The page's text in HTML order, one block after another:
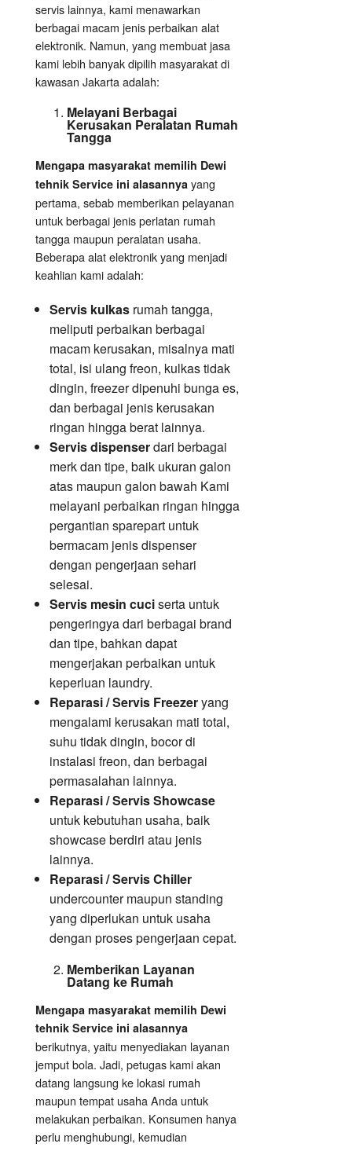
servis lainnya, kami menawarkan
berbagai macam jenis perbaikan alat
elektronik. Namun, yang membuat jasa
kami lebih banyak dipilih masyarakat di
kawasan Jakarta adalah:
Melayani Berbagai
Kerusakan Peralatan Rumah
Tangga
Mengapa masyarakat memilih Dewi
tehnik Service ini alasannya yang
pertama, sebab memberikan pelayanan
untuk berbagai jenis perlatan rumah
tangga maupun peralatan usaha.
Beberapa alat elektronik yang menjadi
keahlian kami adalah:
Servis kulkasrumah tangga,
meliputi perbaikan berbagai
macam kerusakan, misalnya mati
total, isi ulang freon, kulkas tidak
dingin, freezer dipenuhi bunga es,
dan berbagai jenis kerusakan
ringan hingga berat lainnya.
Servis dispenserdari berbagai
merk dan tipe, baik ukuran galon
atas maupun galon bawah Kami
melayani perbaikan ringan hingga
pergantian sparepart untuk
bermacam jenis dispenser
dengan pengerjaan sehari
selesai.
Servis mesin cuciserta untuk
pengeringya dari berbagai brand
dan tipe, bahkan dapat
mengerjakan perbaikan untuk
keperluan laundry.
Reparasi / Servis Freezeryang
mengalami kerusakan mati total,
suhu tidak dingin, bocor di
instalasi freon, dan berbagai
permasalahan lainnya.
Reparasi / Servis Showcase
untuk kebutuhan usaha, baik
showcase berdiri atau jenis
lainnya.
Reparasi / Servis Chiller
undercounter maupun standing
yang diperlukan untuk usaha
dengan proses pengerjaan cepat.
Memberikan Layanan
Datang ke Rumah
Mengapa masyarakat memilih Dewi
tehnik Service ini alasannya
berikutnya, yaitu menyediakan layanan
jemput bola. Jadi, petugas kami akan
datang langsung ke lokasi rumah
maupun tempat usaha Anda untuk
melakukan perbaikan. Konsumen hanya
perlu menghubungi, kemudian